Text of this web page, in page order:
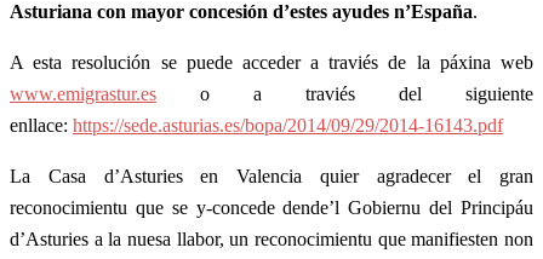
Asturiana con mayor concesión d’estes ayudes n’España.
A esta resolución se puede acceder a traviés de la páxina web
www.emigrastur.es o a traviés del siguiente
enllace: https://sede.asturias.es/bopa/2014/09/29/2014-16143.pdf
La Casa d’Asturies en Valencia quier agradecer el gran
reconocimientu que se y-concede dende’l Gobiernu del Principáu
d’Asturies a la nuesa llabor, un reconocimientu que manifiesten non